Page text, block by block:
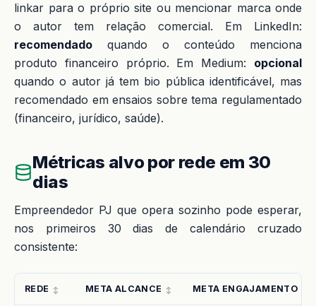
linkar para o próprio site ou mencionar marca onde
o autor tem relação comercial. Em LinkedIn:
recomendado quando o conteúdo menciona
produto financeiro próprio. Em Medium: opcional
quando o autor já tem bio pública identificável, mas
recomendado em ensaios sobre tema regulamentado
(financeiro, jurídico, saúde).
Métricas alvo por rede em 30
dias
Empreendedor PJ que opera sozinho pode esperar,
nos primeiros 30 dias de calendário cruzado
consistente:
REDE META ALCANCE META ENGAJAMENTO